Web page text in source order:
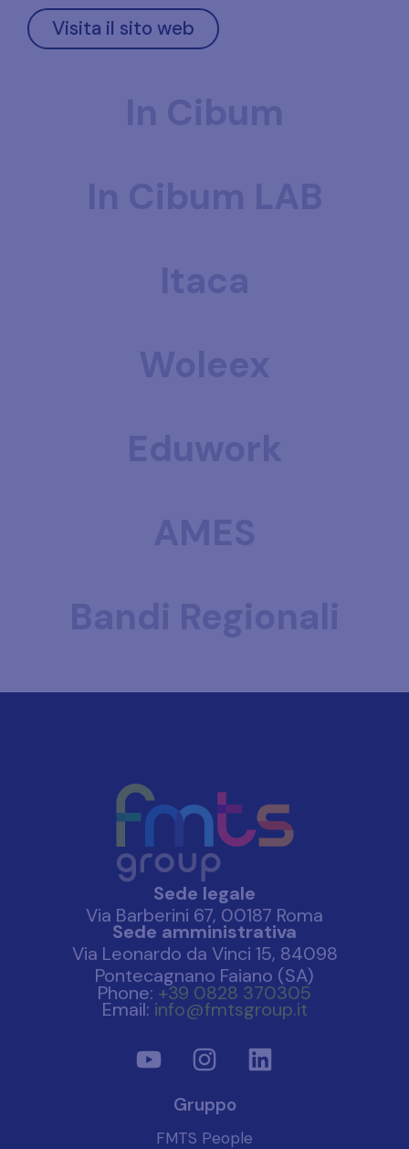
Visita il sito web
Sede legale
Via Barberini 67, 00187 Roma
Sede amministrativa
Via Leonardo da Vinci 15, 84098
Pontecagnano Faiano (SA)
Phone: +39 0828 370305
Email: info@fmtsgroup.it
Gruppo
FMTS People